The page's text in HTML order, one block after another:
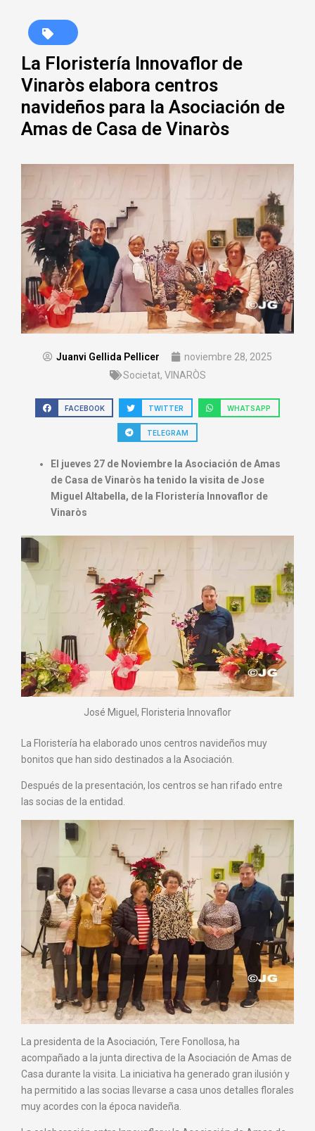
La Floristería Innovaflor de
Vinaròs elabora centros
navideños para la Asociación de
Amas de Casa de Vinaròs
Juanvi Gellida Pellicer
noviembre 28, 2025
Societat, VINARÒS
FACEBOOK TWITTER WHATSAPP
TELEGRAM
El jueves 27 de Noviembre la Asociación de Amas
de Casa de Vinaròs ha tenido la visita de Jose
Miguel Altabella, de la Floristería Innovaflor de
Vinaròs
José Miguel, Floristeria Innovaflor
La Floristería ha elaborado unos centros navideños muy
bonitos que han sido destinados a la Asociación.
Después de la presentación, los centros se han rifado entre
las socias de la entidad.
La presidenta de la Asociación, Tere Fonollosa, ha
acompañado a la junta directiva de la Asociación de Amas de
Casa durante la visita. La iniciativa ha generado gran ilusión y
ha permitido a las socias llevarse a casa unos detalles florales
muy acordes con la época navideña.